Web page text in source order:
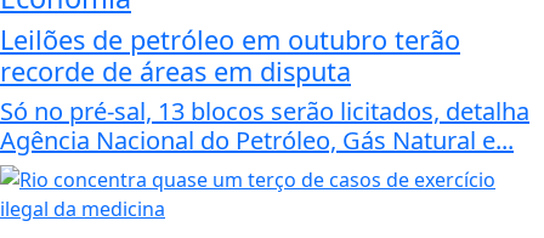
Leilões de petróleo em outubro terão
recorde de áreas em disputa
Só no pré-sal, 13 blocos serão licitados, detalha
Agência Nacional do Petróleo, Gás Natural e...